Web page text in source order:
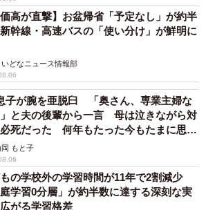
長野県駅 在来線との乗り継ぎなし→な
れば間に合うんじゃない？ 惜しい位置関
響